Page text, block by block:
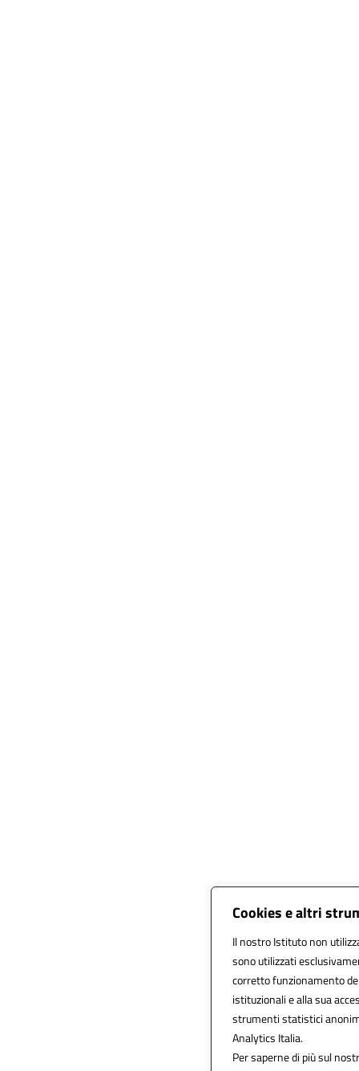
Cookies e altri
Il nostro Istituto non
sono utilizzati
corretto funzionamento
istituzionali e alla sua
strumenti statistici
Analytics Italia.
Per saperne di più sul